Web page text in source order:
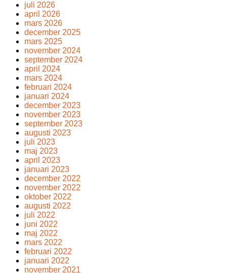
juli 2026
april 2026
mars 2026
december 2025
mars 2025
november 2024
september 2024
april 2024
mars 2024
februari 2024
januari 2024
december 2023
november 2023
september 2023
augusti 2023
juli 2023
maj 2023
april 2023
januari 2023
december 2022
november 2022
oktober 2022
augusti 2022
juli 2022
juni 2022
maj 2022
mars 2022
februari 2022
januari 2022
november 2021